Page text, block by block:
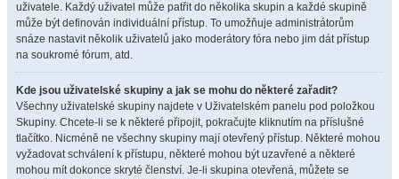
uživatele. Každý uživatel může patřit do několika skupin a každé skupině
může být definován individuální přístup. To umožňuje administrátorům
snáze nastavit několik uživatelů jako moderátory fóra nebo jim dát přístup
na soukromé fórum, atd.
Kde jsou uživatelské skupiny a jak se mohu do některé zařadit?
Všechny uživatelské skupiny najdete v Uživatelském panelu pod položkou
Skupiny. Chcete-li se k některé připojit, pokračujte kliknutím na příslušné
tlačítko. Nicméně ne všechny skupiny mají otevřený přístup. Některé mohou
vyžadovat schválení k přístupu, některé mohou být uzavřené a některé
mohou mít dokonce skryté členství. Je-li skupina otevřená, můžete se